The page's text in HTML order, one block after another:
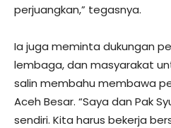
perjuangkan,” tegasnya.
Ia juga meminta dukungan
lembaga, dan masyarakat
salin membahu membawa
Aceh Besar. “Saya dan Pak
sendiri. Kita harus bekerja